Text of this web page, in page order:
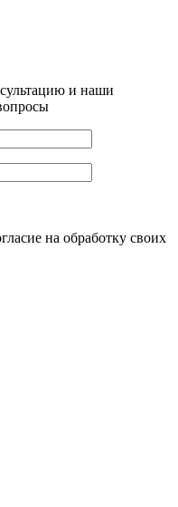
и наши
на обработку своих